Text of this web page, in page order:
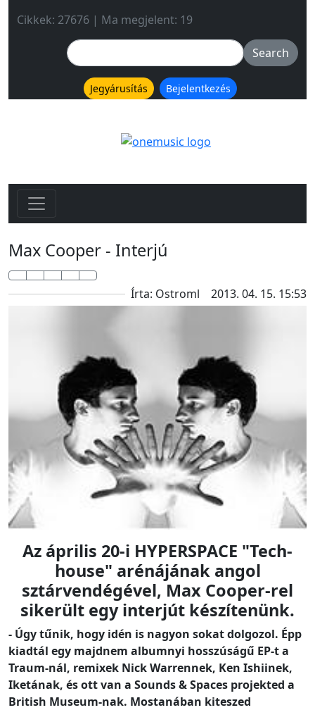
Cikkek: 27676 | Ma megjelent: 19
Jegyárusítás Bejelentkezés
Max Cooper - Interjú
Írta: Ostroml 2013. 04. 15. 15:53
Az április 20-i HYPERSPACE "Tech-
house" arénájának angol
sztárvendégével, Max Cooper-rel
sikerült egy interjút készítenünk.
- Úgy tűnik, hogy idén is nagyon sokat dolgozol. Épp
kiadtál egy majdnem albumnyi hosszúságű EP-t a
Traum-nál, remixek Nick Warrennek, Ken Ishiinek,
Iketának, és ott van a Sounds & Spaces projekted a
British Museum-nak. Mostanában kiteszed